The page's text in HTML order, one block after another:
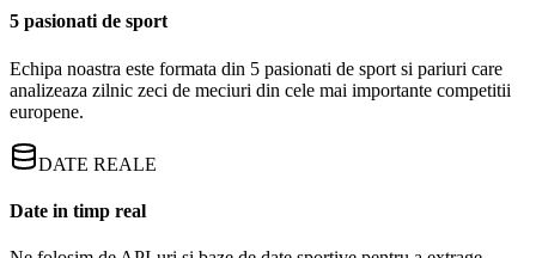
5 pasionati de sport
Echipa noastra este formata din 5 pasionati de sport si pariuri care
analizeaza zilnic zeci de meciuri din cele mai importante competitii
europene.
DATE REALE
Date in timp real